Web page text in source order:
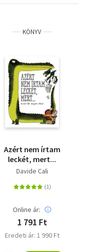
KÖNYV
Azért nem írtam
leckét, mert...
Davide Cali
Online ár:
1 791 Ft
Eredeti ár: 1 990 Ft